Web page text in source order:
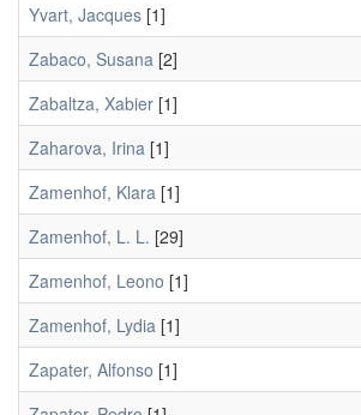
Yvart, Jacques [1]
Zabaco, Susana [2]
Zabaltza, Xabier [1]
Zaharova, Irina [1]
Zamenhof, Klara [1]
Zamenhof, L. L. [29]
Zamenhof, Leono [1]
Zamenhof, Lydia [1]
Zapater, Alfonso [1]